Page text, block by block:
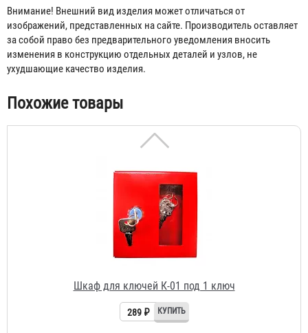
Внимание! Внешний вид изделия может отличаться от
изображений, представленных на сайте. Производитель оставляет
за собой право без предварительного уведомления вносить
изменения в конструкцию отдельных деталей и узлов, не
ухудшающие качество изделия.
Похожие товары
Шкаф для ключей К-01 под 1 ключ, с молотком
Шкаф для ключей К-01 под 1 ключ
289 ₽